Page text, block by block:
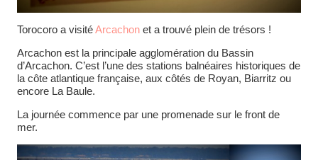
Torocoro a visitéArcachon et a trouvé plein de trésors !
Arcachon est la principale agglomération du Bassin
d’Arcachon. C’est l’une des stations balnéaires historiques de
la côte atlantique française, aux côtés de Royan, Biarritz ou
encore La Baule.
La journée commence par une promenade sur le front de
mer.